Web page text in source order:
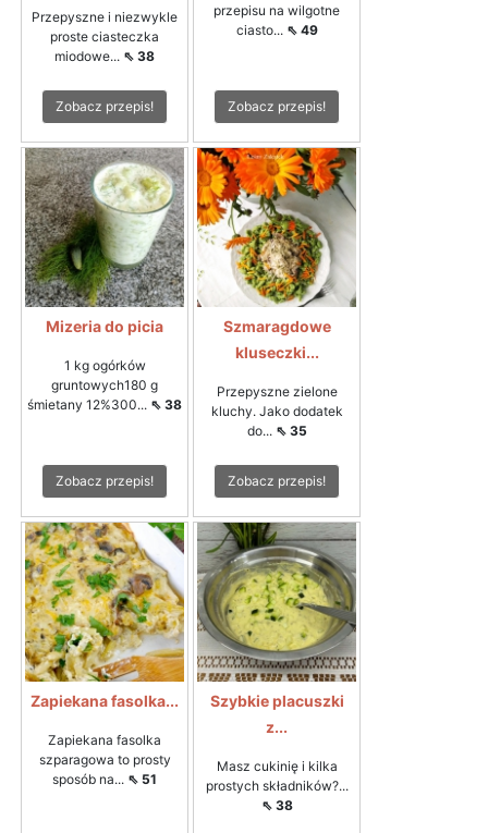
Przepyszne i niezwykle
proste ciasteczka
miodowe... ⇖ 38
Zobacz przepis!
przepisu na wilgotne
ciasto... ⇖ 49
Zobacz przepis!
Mizeria do picia
1 kg ogórków
gruntowych180 g
śmietany 12%300... ⇖ 38
Zobacz przepis!
Szmaragdowe
kluseczki...
Przepyszne zielone
kluchy. Jako dodatek
do... ⇖ 35
Zobacz przepis!
Zapiekana fasolka...
Zapiekana fasolka
szparagowa to prosty
sposób na... ⇖ 51
Szybkie placuszki
z...
Masz cukinię i kilka
prostych składników?...
⇖ 38